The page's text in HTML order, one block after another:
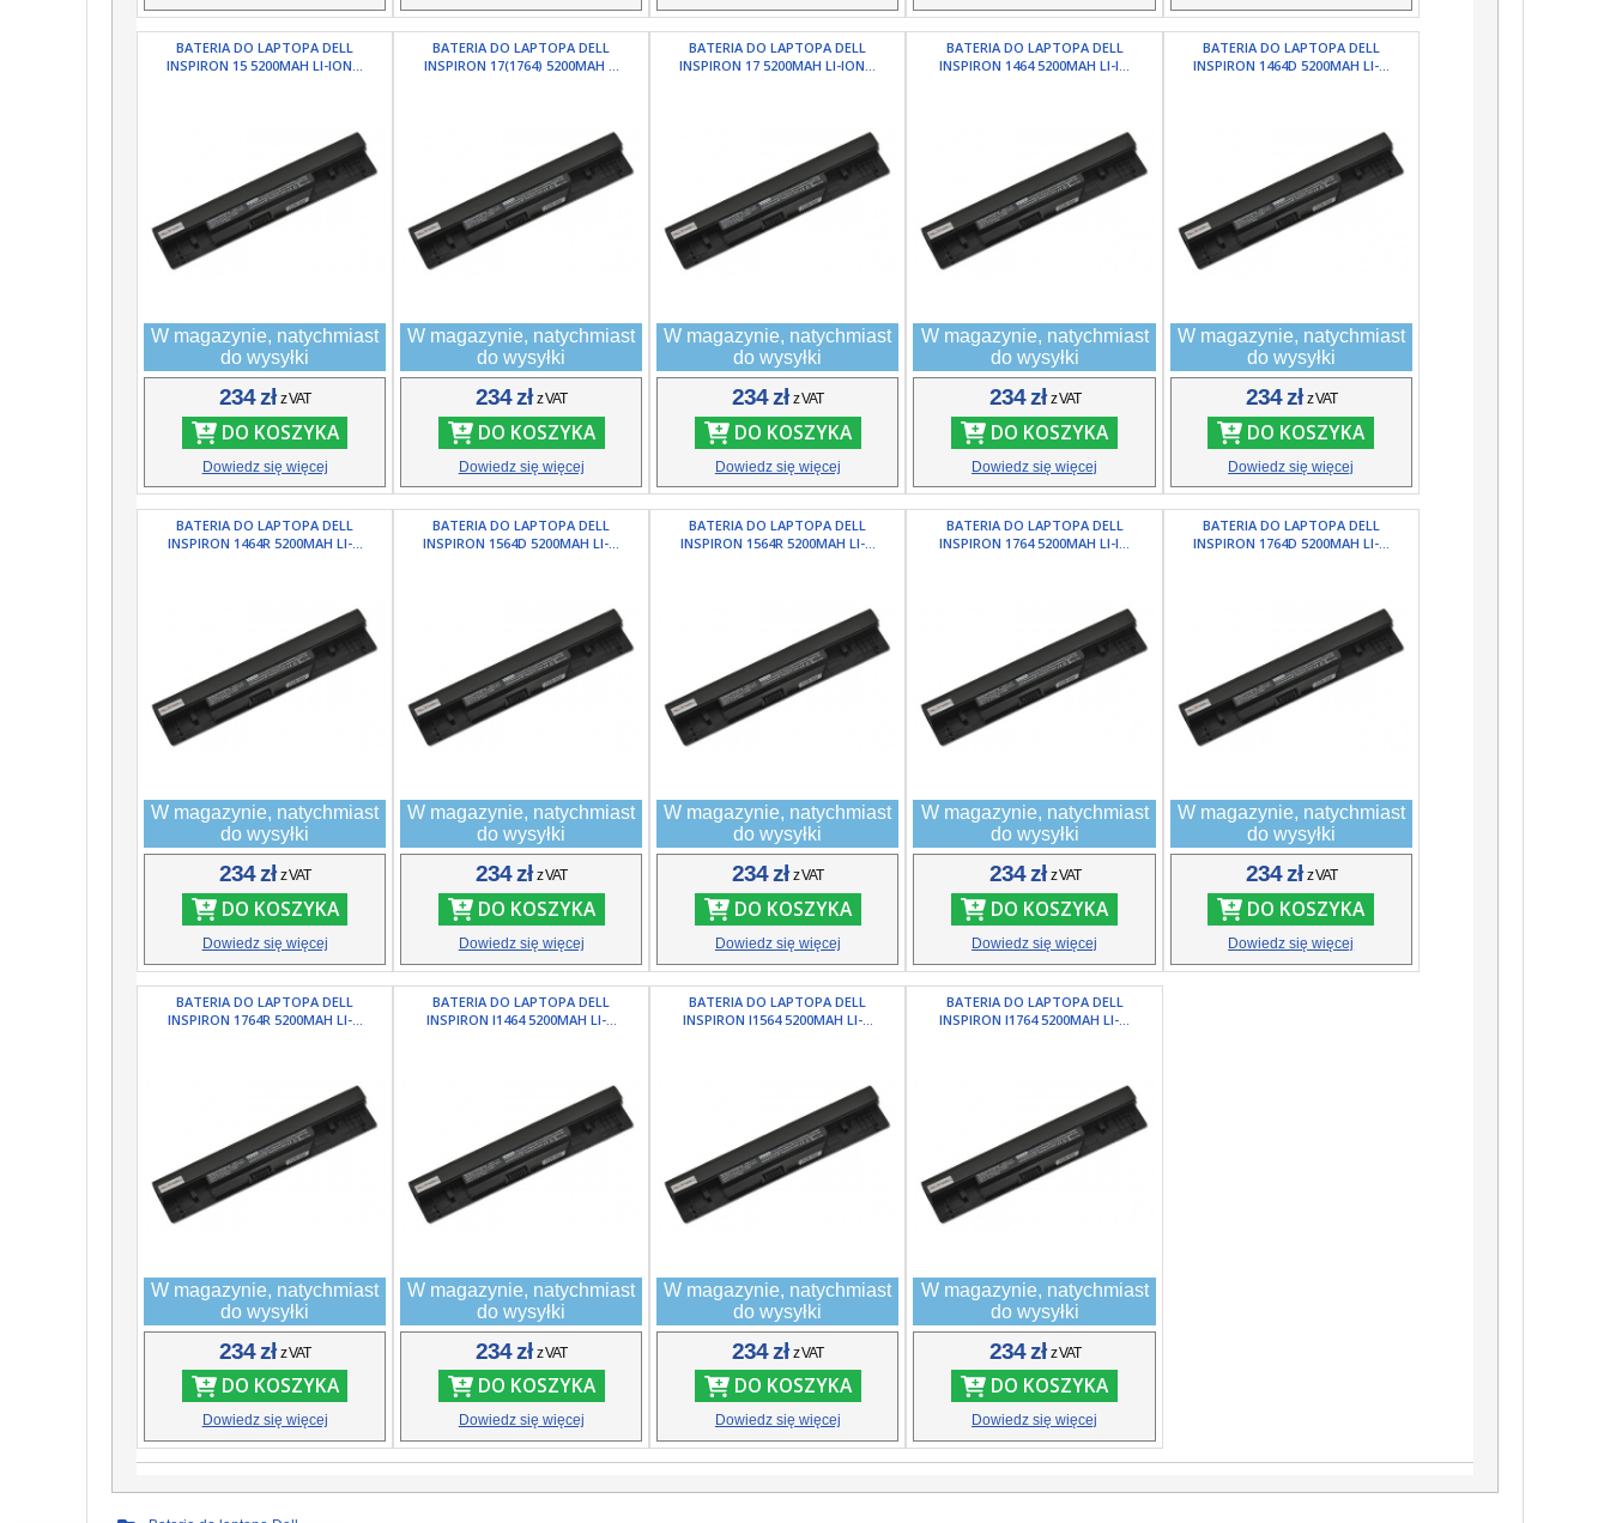
BATERIA DO LAPTOPA DELL
INSPIRON 15 5200MAH LI-ION...
W magazynie, natychmiast
do wysyłki
234 złz VAT
DO KOSZYKA
Dowiedz się więcej
BATERIA DO LAPTOPA DELL
INSPIRON 17(1764) 5200MAH ...
W magazynie, natychmiast
do wysyłki
234 złz VAT
DO KOSZYKA
Dowiedz się więcej
BATERIA DO LAPTOPA DELL
INSPIRON 17 5200MAH LI-ION...
W magazynie, natychmiast
do wysyłki
234 złz VAT
DO KOSZYKA
Dowiedz się więcej
BATERIA DO LAPTOPA DELL
INSPIRON 1464 5200MAH LI-I...
W magazynie, natychmiast
do wysyłki
234 złz VAT
DO KOSZYKA
Dowiedz się więcej
BATERIA DO LAPTOPA DELL
INSPIRON 1464D 5200MAH LI-...
W magazynie, natychmiast
do wysyłki
234 złz VAT
DO KOSZYKA
Dowiedz się więcej
BATERIA DO LAPTOPA DELL
INSPIRON 1464R 5200MAH LI-...
W magazynie, natychmiast
do wysyłki
234 złz VAT
DO KOSZYKA
Dowiedz się więcej
BATERIA DO LAPTOPA DELL
INSPIRON 1564D 5200MAH LI-...
W magazynie, natychmiast
do wysyłki
234 złz VAT
DO KOSZYKA
Dowiedz się więcej
BATERIA DO LAPTOPA DELL
INSPIRON 1564R 5200MAH LI-...
W magazynie, natychmiast
do wysyłki
234 złz VAT
DO KOSZYKA
Dowiedz się więcej
BATERIA DO LAPTOPA DELL
INSPIRON 1764 5200MAH LI-I...
W magazynie, natychmiast
do wysyłki
234 złz VAT
DO KOSZYKA
Dowiedz się więcej
BATERIA DO LAPTOPA DELL
INSPIRON 1764D 5200MAH LI-...
W magazynie, natychmiast
do wysyłki
234 złz VAT
DO KOSZYKA
Dowiedz się więcej
BATERIA DO LAPTOPA DELL
INSPIRON 1764R 5200MAH LI-...
W magazynie, natychmiast
do wysyłki
234 złz VAT
DO KOSZYKA
Dowiedz się więcej
BATERIA DO LAPTOPA DELL
INSPIRON I1464 5200MAH LI-...
W magazynie, natychmiast
do wysyłki
234 złz VAT
DO KOSZYKA
Dowiedz się więcej
BATERIA DO LAPTOPA DELL
INSPIRON I1564 5200MAH LI-...
W magazynie, natychmiast
do wysyłki
234 złz VAT
DO KOSZYKA
Dowiedz się więcej
BATERIA DO LAPTOPA DELL
INSPIRON I1764 5200MAH LI-...
W magazynie, natychmiast
do wysyłki
234 złz VAT
DO KOSZYKA
Dowiedz się więcej